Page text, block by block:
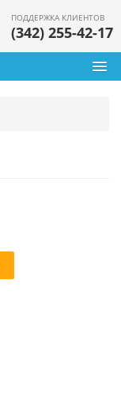
ПОДДЕРЖКА КЛИЕНТОВ
(342) 255-42-17